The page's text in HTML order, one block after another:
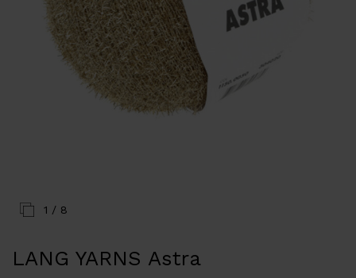
1 / 8
LANG YARNS Astra